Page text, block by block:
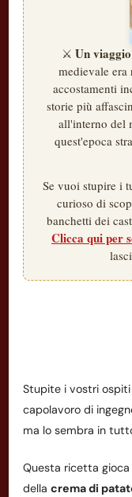
⚔️ Un
medievale
accostamenti
storie più
all'interno del
quest'epoca
Se vuoi stupire i
curioso di
banchetti dei
Clicca qui per
Stupite i vostri
capolavoro di
ma lo sembra in
Questa ricetta
della crema di